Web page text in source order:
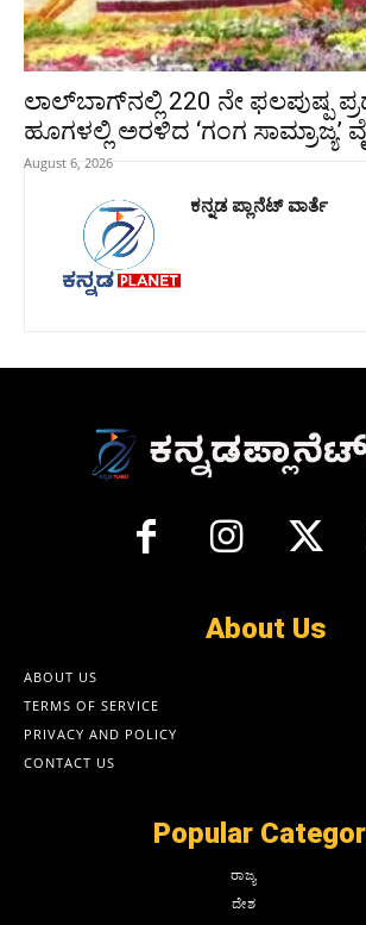
ಲಾಲ್‍ಬಾಗ್‍ನಲ್ಲಿ 220 ನೇ ಫಲಪುಷ್ಪ
ಹೂಗಳಲ್ಲಿ ಅರಳಿದ ‘ಗಂಗ ಸಾಮ್ರಾಜ್ಯ’
August 6, 2026
ಕನ್ನಡ ಪ್ಲಾನೆಟ್ ವಾರ್ತೆ
About Us
ABOUT US
TERMS OF SERVICE
PRIVACY AND POLICY
CONTACT US
Popular
ರಾಜ್ಯ
ದೇಶ